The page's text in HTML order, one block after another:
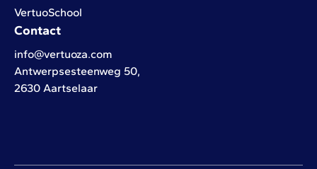
VertuoSchool
Contact
info@vertuoza.com
Antwerpsesteenweg 50,
2630 Aartselaar